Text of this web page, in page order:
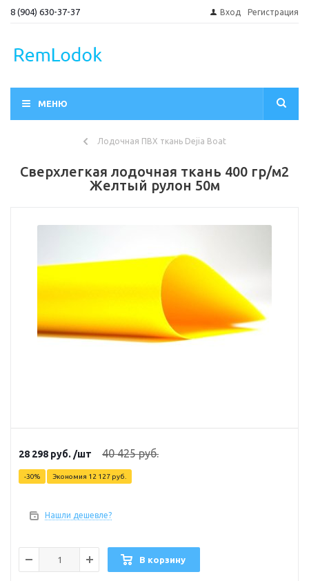
8 (904) 630-37-37 Вход Регистрация
МЕНЮ
Лодочная ПВХ ткань Dejia Boat
Сверхлегкая лодочная ткань 400 гр/м2
Желтый рулон 50м
28 298 руб. /шт 40 425руб.
-30% Экономия 12 127 руб.
Нашли дешевле?
В корзину